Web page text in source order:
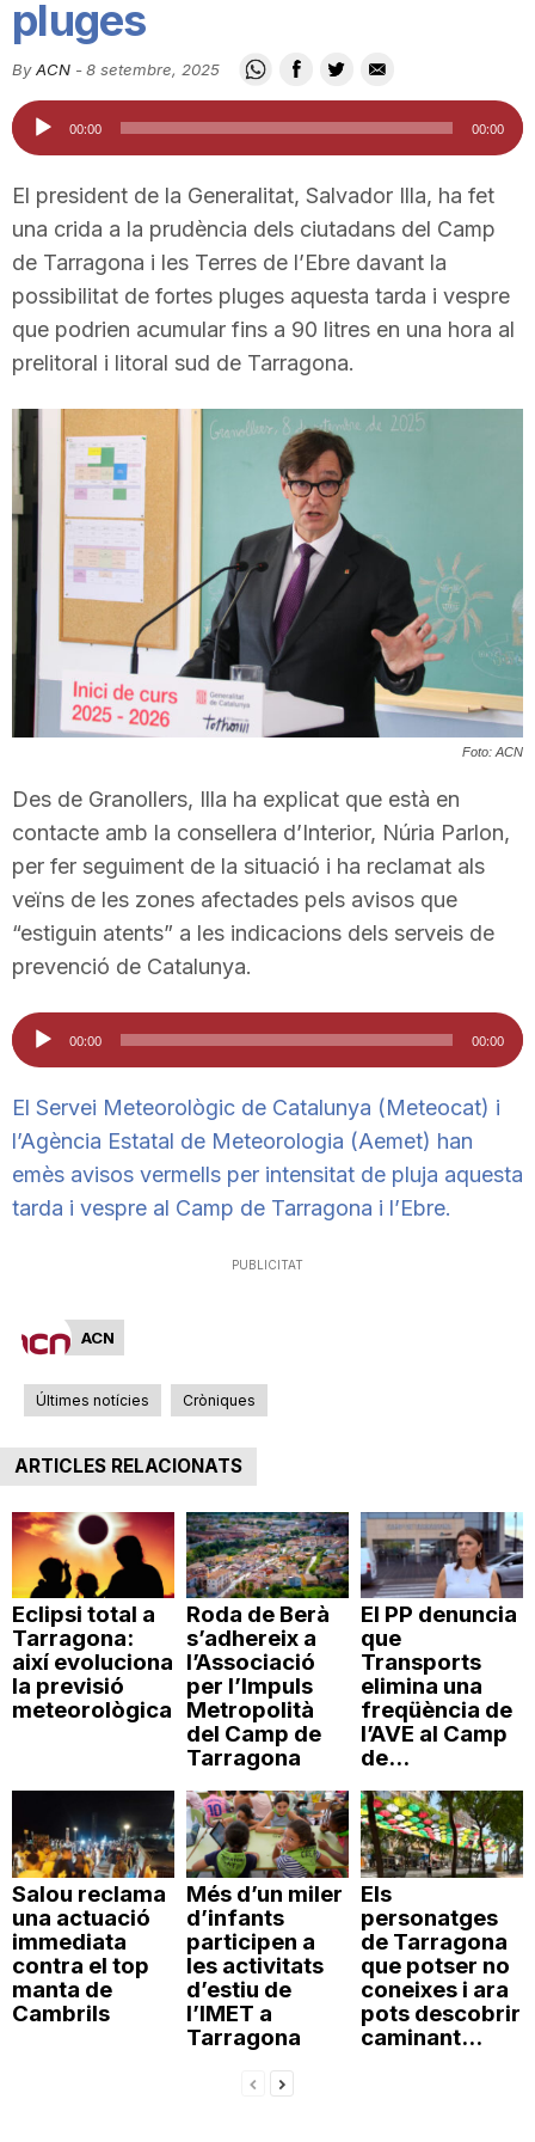
u
a
t
d
r
a
g
n
a
pluges
By ACN -8 setembre, 2025
Reproductor
d'àudio
00:00 00:00
El president de la Generalitat, Salvador Illa, ha fet
una crida a la prudència dels ciutadans del Camp
de Tarragona i les Terres de l’Ebre davant la
possibilitat de fortes pluges aquesta tarda i vespre
que podrien acumular fins a 90 litres en una hora al
prelitoral i litoral sud de Tarragona.
Foto: ACN
Des de Granollers, Illa ha explicat que està en
contacte amb la consellera d’Interior, Núria Parlon,
per fer seguiment de la situació i ha reclamat als
veïns de les zones afectades pels avisos que
“estiguin atents” a les indicacions dels serveis de
prevenció de Catalunya.
Reproductor
d'àudio
00:00 00:00
El Servei Meteorològic de Catalunya (Meteocat) i
l’Agència Estatal de Meteorologia (Aemet) han
emès avisos vermells per intensitat de pluja aquesta
tarda i vespre al Camp de Tarragona i l’Ebre.
PUBLICITAT
ACN
Últimes notícies Cròniques
ARTICLES RELACIONATS
Eclipsi total a
Tarragona:
així evoluciona
la previsió
meteorològica
Roda de Berà
s’adhereix a
l’Associació
per l’Impuls
Metropolità
del Camp de
Tarragona
El PP denuncia
que
Transports
elimina una
freqüència de
l’AVE al Camp
de...
Salou reclama
una actuació
immediata
contra el top
manta de
Cambrils
Més d’un miler
d’infants
participen a
les activitats
d’estiu de
l’IMET a
Tarragona
Els
personatges
de Tarragona
que potser no
coneixes i ara
pots descobrir
caminant...